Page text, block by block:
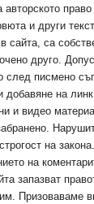
авторското
и други
сайта, са
друго.
след писмено
добавяне на
и видео
на
на
запазват
Призоваваме